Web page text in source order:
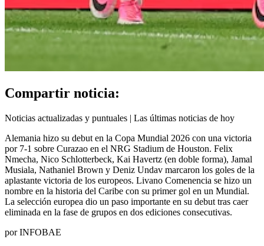
Compartir noticia:
Noticias actualizadas y puntuales | Las últimas noticias de hoy
Alemania hizo su debut en la Copa Mundial 2026 con una victoria
por 7-1 sobre Curazao en el NRG Stadium de Houston. Felix
Nmecha, Nico Schlotterbeck, Kai Havertz (en doble forma), Jamal
Musiala, Nathaniel Brown y Deniz Undav marcaron los goles de la
aplastante victoria de los europeos. Livano Comenencia se hizo un
nombre en la historia del Caribe con su primer gol en un Mundial.
La selección europea dio un paso importante en su debut tras caer
eliminada en la fase de grupos en dos ediciones consecutivas.
por INFOBAE